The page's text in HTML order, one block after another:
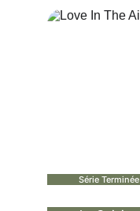
Série Terminée